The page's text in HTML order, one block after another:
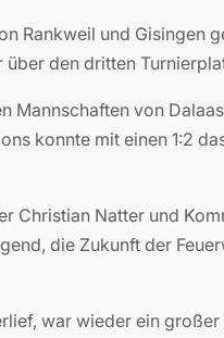
Rankweil und Gisingen
über den dritten
Mannschaften von
konnte mit einen 1:2
Christian Natter und
die Zukunft der
war wieder ein